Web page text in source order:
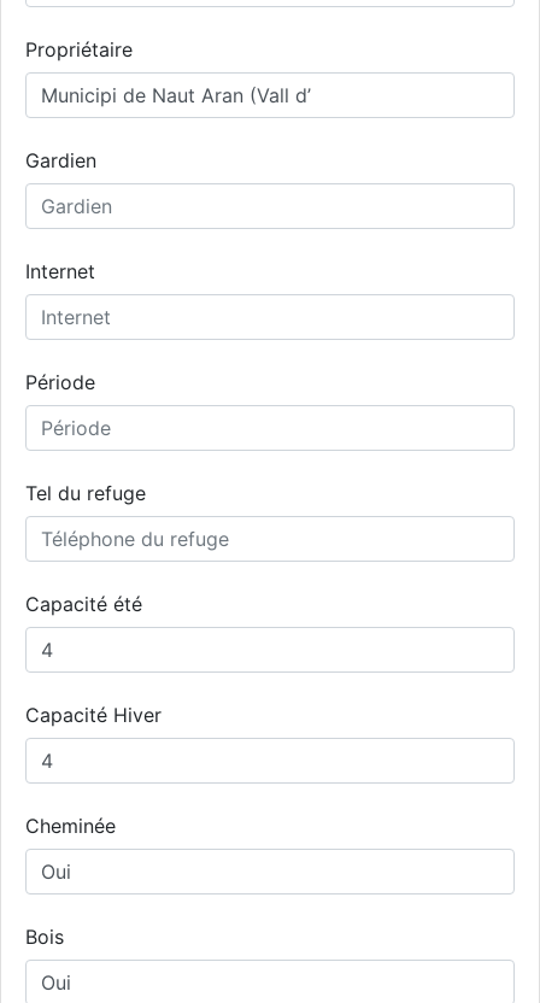
Propriétaire
Gardien
Internet
Période
Tel du refuge
Capacité été
Capacité Hiver
Cheminée
Bois